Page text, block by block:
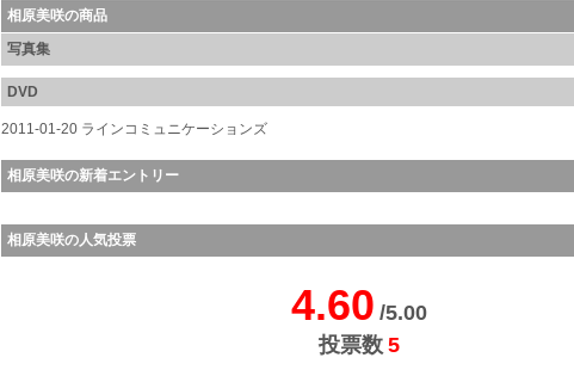
相原美咲の商品
写真集
DVD
2011-01-20 ラインコミュニケーションズ
相原美咲の新着エントリー
相原美咲の人気投票
4.60 /5.00
投票数 5